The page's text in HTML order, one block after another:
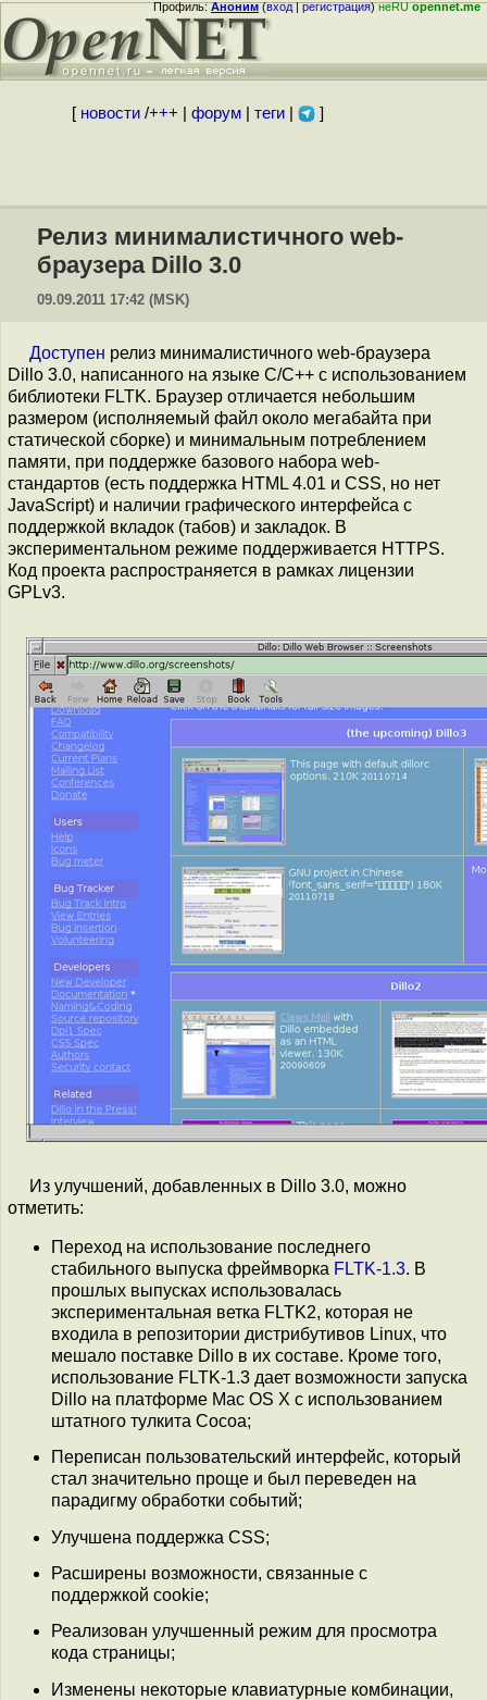
Профиль:Аноним(вход|регистрация)неRUopennet.me
[ новости/+++ форум| теги| ]
Релиз минималистичного web-
браузера Dillo 3.0
09.09.2011 17:42 (MSK)
Доступен релиз минималистичного web-браузера
Dillo 3.0, написанного на языке С/C++ с использованием
библиотеки FLTK. Браузер отличается небольшим
размером (исполняемый файл около мегабайта при
статической сборке) и минимальным потреблением
памяти, при поддержке базового набора web-
стандартов (есть поддержка HTML 4.01 и CSS, но нет
JavaScript) и наличии графического интерфейса с
поддержкой вкладок (табов) и закладок. В
экспериментальном режиме поддерживается HTTPS.
Код проекта распространяется в рамках лицензии
GPLv3.
Из улучшений, добавленных в Dillo 3.0, можно
отметить:
Переход на использование последнего
стабильного выпуска фреймворка FLTK-1.3. В
прошлых выпусках использовалась
экспериментальная ветка FLTK2, которая не
входила в репозитории дистрибутивов Linux, что
мешало поставке Dillo в их составе. Кроме того,
использование FLTK-1.3 дает возможности запуска
Dillo на платформе Mac OS X с использованием
штатного тулкита Cocoa;
Переписан пользовательский интерфейс, который
стал значительно проще и был переведен на
парадигму обработки событий;
Улучшена поддержка CSS;
Расширены возможности, связанные с
поддержкой cookie;
Реализован улучшенный режим для просмотра
кода страницы;
Изменены некоторые клавиатурные комбинации,